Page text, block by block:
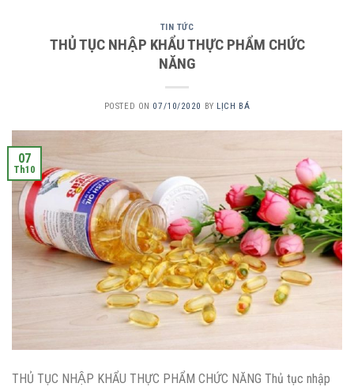
TIN TỨC
THỦ TỤC NHẬP KHẨU THỰC PHẨM CHỨC
NĂNG
POSTED ON 07/10/2020 BY LỊCH BÁ
07
Th10
THỦ TỤC NHẬP KHẨU THỰC PHẨM CHỨC NĂNG Thủ tục nhập